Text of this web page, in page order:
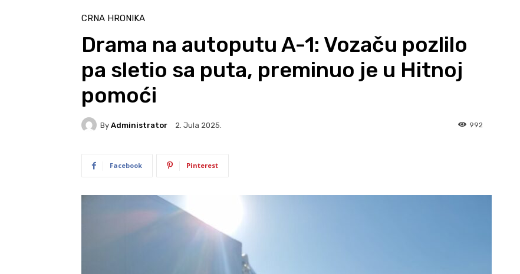
CRNA HRONIKA
Drama na autoputu A-1: Vozaču pozlilo
pa sletio sa puta, preminuo je u Hitnoj
pomoći
By Administrator 2. Jula 2025. 992
Facebook Pinterest